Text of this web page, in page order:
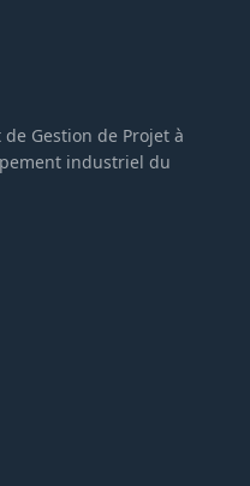
Gestion de Projet à
industriel du